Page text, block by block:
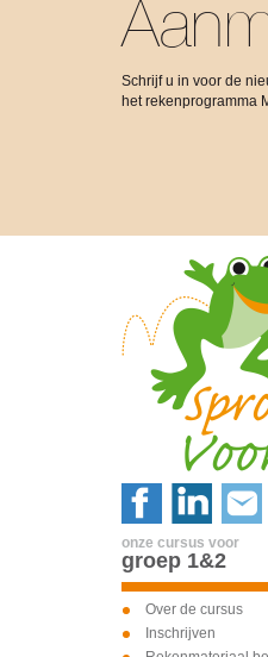
Schrijf u in voor de
het rekenprogramma
onze cursus voor
groep 1&2
Over de cursus
Inschrijven